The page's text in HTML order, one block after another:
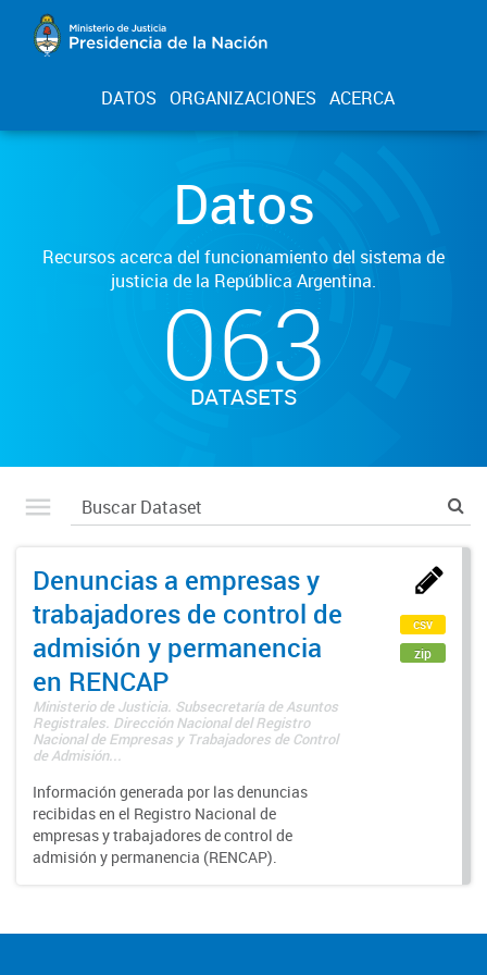
DATOS ORGANIZACIONES ACERCA
Datos
Recursos acerca del funcionamiento del sistema de
justicia de la República Argentina.
063
DATASETS
Denuncias a empresas y
trabajadores de control de
admisión y permanencia
en RENCAP
Ministerio de Justicia. Subsecretaría de Asuntos
Registrales. Dirección Nacional del Registro
Nacional de Empresas y Trabajadores de Control
de Admisión...
Información generada por las denuncias
recibidas en el Registro Nacional de
empresas y trabajadores de control de
admisión y permanencia (RENCAP).
csv
zip